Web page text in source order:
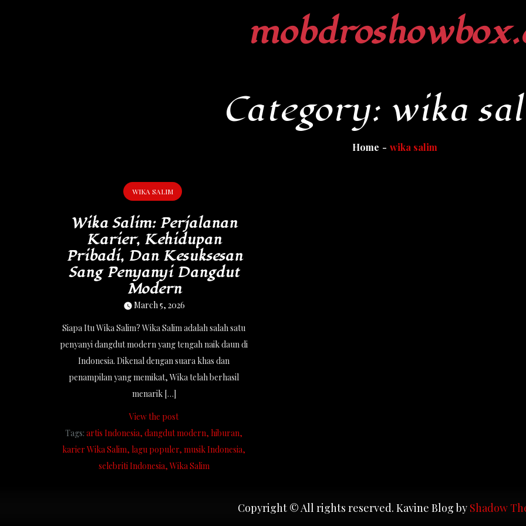
Category: wika
Home wika salim
WIKA SALIM
Wika Salim: Perjalanan
Karier, Kehidupan
Pribadi, Dan Kesuksesan
Sang Penyanyi Dangdut
Modern
March 5, 2026
Siapa Itu Wika Salim? Wika Salim adalah salah satu
penyanyi dangdut modern yang tengah naik daun di
Indonesia. Dikenal dengan suara khas dan
penampilan yang memikat, Wika telah berhasil
menarik […]
View the post
Tags:artis Indonesia dangdut modern hiburan
karier Wika Salim lagu populer musik Indonesia
selebriti Indonesia Wika Salim
Copyright © All rights reserved. Kavine Blog by Shadow